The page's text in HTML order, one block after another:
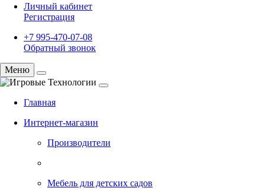
Личный кабинет
Регистрация
+7 995-470-07-08
Обратный звонок
Меню
Главная
Интернет-магазин
Производители
Мебель для детских садов